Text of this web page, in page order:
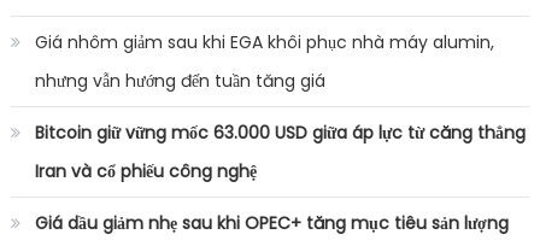
Giá nhôm giảm sau khi EGA khôi phục nhà máy alumin,
nhưng vẫn hướng đến tuần tăng giá
Bitcoin giữ vững mốc 63.000 USD giữa áp lực từ căng thẳng
Iran và cổ phiếu công nghệ
Giá dầu giảm nhẹ sau khi OPEC+ tăng mục tiêu sản lượng